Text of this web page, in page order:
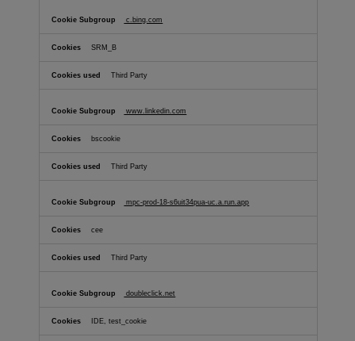
c.bing.com
SRM_B
Third Party
www.linkedin.com
bscookie
Third Party
mpc-prod-18-s6uit34pua-uc.a.run.app
cee
Third Party
doubleclick.net
IDE, test_cookie